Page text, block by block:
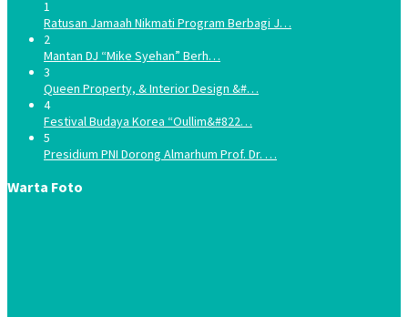
1
Ratusan Jamaah Nikmati Program Berbagi J…
2
Mantan DJ “Mike Syehan” Berh…
3
Queen Property, & Interior Design &#…
4
Festival Budaya Korea “Oullim&#822…
5
Presidium PNI Dorong Almarhum Prof. Dr. …
Warta Foto